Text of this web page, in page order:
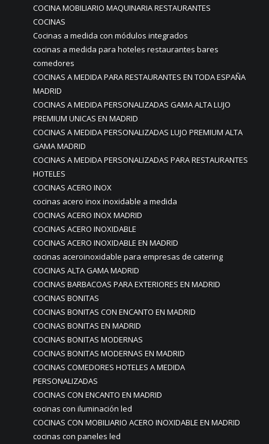
COCINA MOBILIARIO MAQUINARIA RESTAURANTES
COCINAS
Cocinas a medida con módulos integrados
cocinas a medida para hoteles restaurantes bares
comedores
COCINAS A MEDIDA PARA RESTAURANTES EN TODA ESPAÑA
MADRID
COCINAS A MEDIDA PERSONALIZADAS GAMA ALTA LUJO
PREMIUM UNICAS EN MADRID
COCINAS A MEDIDA PERSONALIZADAS LUJO PREMIUM ALTA
GAMA MADRID
COCINAS A MEDIDA PERSONALIZADAS PARA RESTAURANTES
HOTELES
COCINAS ACERO INOX
cocinas acero inox inoxidable a medida
COCINAS ACERO INOX MADRID
COCINAS ACERO INOXIDABLE
COCINAS ACERO INOXIDABLE EN MADRID
cocinas aceroinoxidable para empresas de catering
COCINAS ALTA GAMA MADRID
COCINAS BARBACOAS PARA EXTERIORES EN MADRID
COCINAS BONITAS
COCINAS BONITAS CON ENCANTO EN MADRID
COCINAS BONITAS EN MADRID
COCINAS BONITAS MODERNAS
COCINAS BONITAS MODERNAS EN MADRID
COCINAS COMEDORES HOTELES A MEDIDA
PERSONALIZADAS
COCINAS CON ENCANTO EN MADRID
cocinas con iluminación led
COCINAS CON MOBILIARIO ACERO INOXIDABLE EN MADRID
cocinas con paneles led